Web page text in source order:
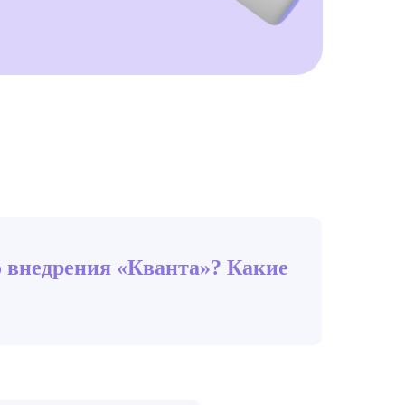
«Кванта»? Какие